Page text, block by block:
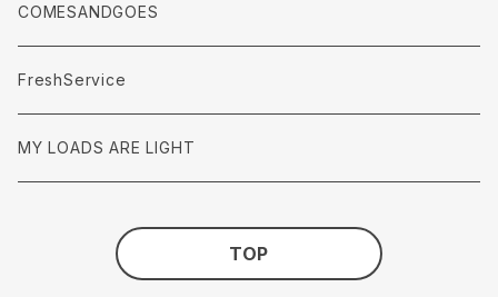
accessories
COMESANDGOES
FreshService
MY LOADS ARE LIGHT
TOP